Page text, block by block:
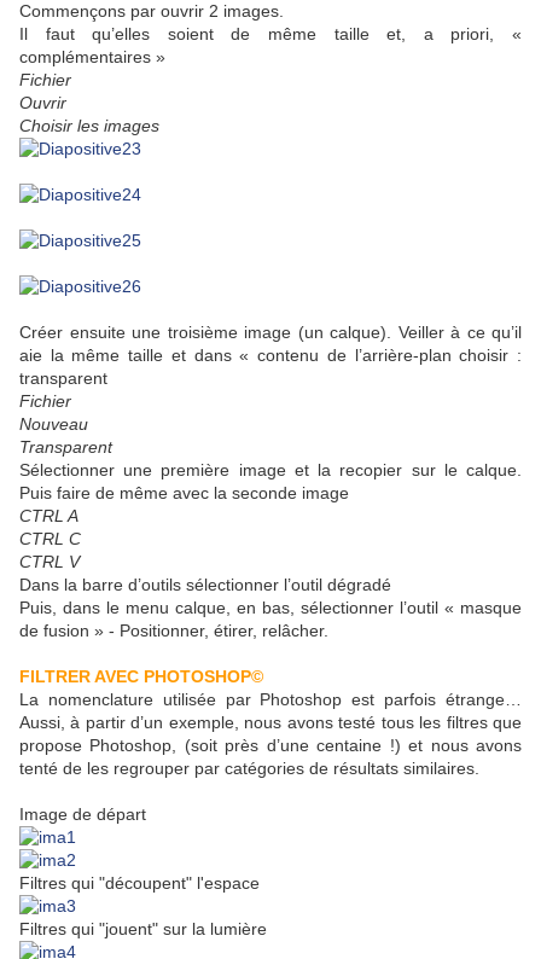
Commençons par ouvrir 2 images.
Il faut qu’elles soient de même taille et, a priori, «
complémentaires »
Fichier
Ouvrir
Choisir les images
Créer ensuite une troisième image (un calque). Veiller à ce qu’il
aie la même taille et dans « contenu de l’arrière-plan choisir :
transparent
Fichier
Nouveau
Transparent
Sélectionner une première image et la recopier sur le calque.
Puis faire de même avec la seconde image
CTRL A
CTRL C
CTRL V
Dans la barre d’outils sélectionner l’outil dégradé
Puis, dans le menu calque, en bas, sélectionner l’outil « masque
de fusion » - Positionner, étirer, relâcher.
FILTRER AVEC PHOTOSHOP©
La nomenclature utilisée par Photoshop est parfois étrange…
Aussi, à partir d’un exemple, nous avons testé tous les filtres que
propose Photoshop, (soit près d’une centaine !) et nous avons
tenté de les regrouper par catégories de résultats similaires.
Image de départ
Filtres qui "découpent" l'espace
Filtres qui "jouent" sur la lumière